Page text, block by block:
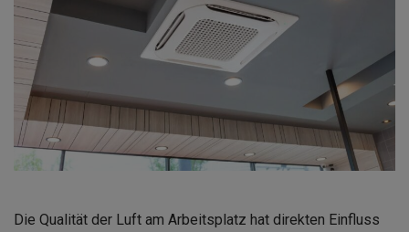
Die Qualität der Luft am Arbeitsplatz hat direkten Einfluss